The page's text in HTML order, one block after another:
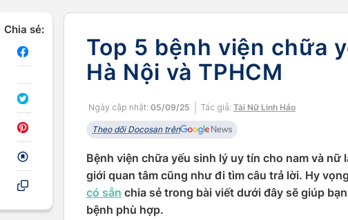
Chia sẻ:
Top 5 bệnh viện chữa
Hà Nội và TPHCM
Ngày cập nhật: 05/09/25 Tác giả: Tài Nữ Linh Hảo
Theo dõi Docosan trên
Bệnh viện chữa yếu sinh lý uy tín cho nam và
giới quan tâm cũng như đi tìm câu trả lời. Hy
có sẵn chia sẻ trong bài viết dưới đây sẽ giúp
bệnh phù hợp.